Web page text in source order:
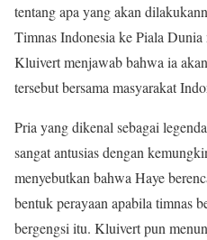
tentang apa yang akan
Timnas Indonesia ke Piala
Kluivert menjawab bahwa ia
tersebut bersama masyarakat
Pria yang dikenal sebagai
sangat antusias dengan
menyebutkan bahwa Haye
bentuk perayaan apabila timnas
bergengsi itu. Kluivert pun